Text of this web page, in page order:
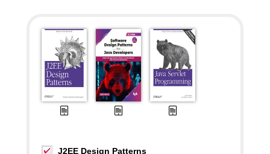
J2EE Design Patterns